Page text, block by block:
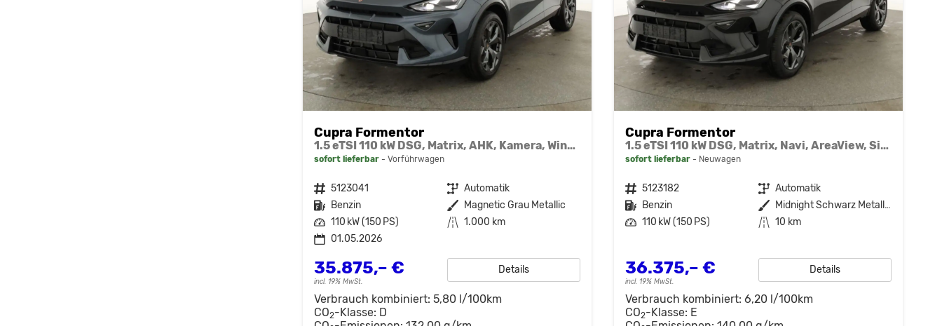
Cupra Formentor
1.5 eTSI 110 kW DSG, Matrix, AHK, Kamera, Winter, el. Klappe, 5 J.-Garantie
sofort lieferbar Vorführwagen
Fahrzeugnr. 5123041 Getriebe Automatik
Kraftstoff Benzin Außenfarbe Magnetic Grau Metallic
Leistung 110 kW (150 PS) Kilometerstand 1.000 km
01.05.2026
35.875,– €
incl. 19% MwSt.
Details
Verbrauch kombiniert: 5,80 l/100km
CO2-Klasse: D
Cupra Formentor
1.5 eTSI 110 kW DSG, Matrix, Navi, AreaView, Side, Winter, el. Klappe, 5 J.-Garantie
sofort lieferbar Neuwagen
Fahrzeugnr. 5123182 Getriebe Automatik
Kraftstoff Benzin Außenfarbe
Midnight Schwarz Metallic
Leistung 110 kW (150 PS) Kilometerstand 10 km
36.375,– €
incl. 19% MwSt.
Details
Verbrauch kombiniert: 6,20 l/100km
CO2-Klasse: E